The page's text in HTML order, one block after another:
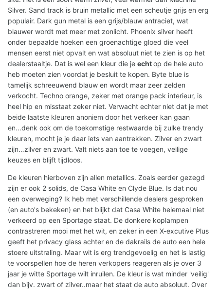
Silver. Sand track is bruin metallic met een scheutje grijs en erg
populair. Dark gun metal is een grijs/blauw antraciet, wat
blauwer wordt met meer met zonlicht. Phoenix silver heeft
onder bepaalde hoeken een groenachtige gloed die veel
mensen eerst niet opvalt en wat absoluut niet te zien is op het
dealerstaaltje. Dat is wel een kleur die je echtop de hele auto
heb moeten zien voordat je besluit te kopen. Byte blue is
tamelijk schreeuwend blauw en wordt maar zeer zelden
verkocht. Techno orange, zeker met orange pack interieur, is
heel hip en misstaat zeker niet. Verwacht echter niet dat je met
beide laatste kleuren anoniem door het verkeer kan gaan
en...denk ook om de toekomstige restwaarde bij zulke trendy
kleuren, mocht je je daar iets van aantrekken. Zilver en zwart
zijn…zilver en zwart. Valt niets aan toe te voegen, veilige
keuzes en blijft tijdloos.
De kleuren hierboven zijn allen metallics. Zoals eerder gezegd
zijn er ook 2 solids, de Casa White en Clyde Blue. Is dat nou
een overweging? Ik heb met verschillende dealers gesproken
(en auto's bekeken) en het blijkt dat Casa White helemaal niet
verkeerd op een Sportage staat. De donkere koplampen
contrastreren mooi met het wit, en zeker in een X-excutive Plus
geeft het privacy glass achter en de dakrails de auto een hele
stoere uitstraling. Maar wit is erg trendgevoelig en het is lastig
te voorspellen hoe de heren verkopers reageren als je over 3
jaar je witte Sportage wilt inruilen. De kleur is wat minder 'veilig'
dan bijv. zwart of zilver..maar het staat de auto absoluut. Over